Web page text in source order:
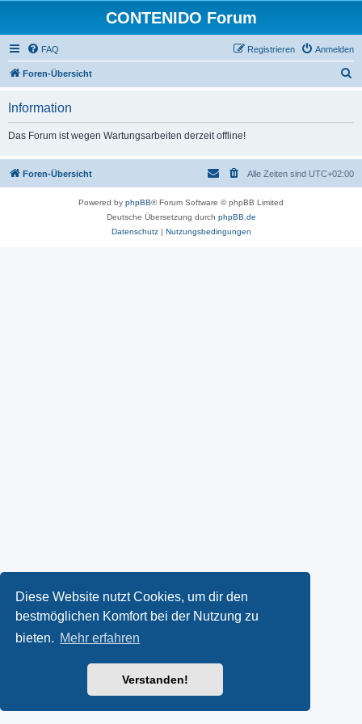
Diese Website nutzt Cookies, um dir den
bestmöglichen Komfort bei der Nutzung zu
bieten. Mehr erfahren
Verstanden!
CONTENIDO Forum
FAQ Anmelden
Registrieren
Foren-Übersicht
Information
Das Forum ist wegen Wartungsarbeiten derzeit offline!
Foren-Übersicht Alle Zeiten sind UTC+02:00
Powered by phpBB® Forum Software © phpBB Limited
Deutsche Übersetzung durch phpBB.de
Datenschutz| Nutzungsbedingungen